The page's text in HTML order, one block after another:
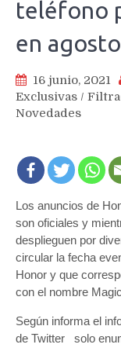
teléfono
en
16 junio, 2021
Exclusivas /
Novedades
Los anuncios de
son oficiales y
desplieguen por
circular la fecha
Honor y que
con el nombre
Según informa el
de Twitter solo